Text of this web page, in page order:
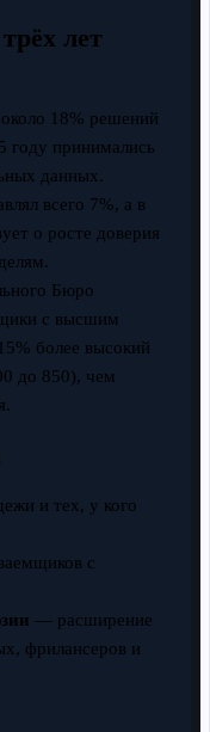
лет
18% решений
году принимались
данных.
всего 7%, а в
о росте доверия
Бюро
с высшим
более высокий
до 850), чем
и тех, у кого
с
— расширение
фрилансеров и